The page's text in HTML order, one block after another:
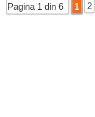
Pagina 1 din 6 1 2